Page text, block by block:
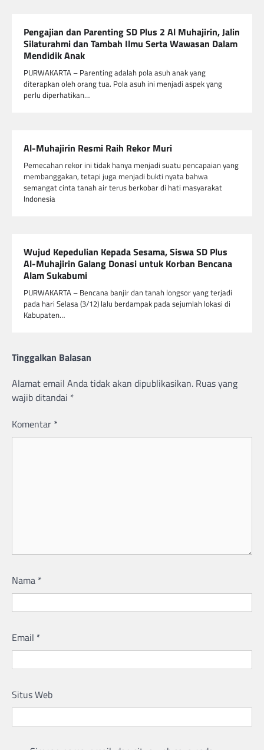
Pengajian dan Parenting SD Plus 2 Al Muhajirin, Jalin
Silaturahmi dan Tambah Ilmu Serta Wawasan Dalam
Mendidik Anak
PURWAKARTA – Parenting adalah pola asuh anak yang
diterapkan oleh orang tua. Pola asuh ini menjadi aspek yang
perlu diperhatikan…
Al-Muhajirin Resmi Raih Rekor Muri
Pemecahan rekor ini tidak hanya menjadi suatu pencapaian yang
membanggakan, tetapi juga menjadi bukti nyata bahwa
semangat cinta tanah air terus berkobar di hati masyarakat
Indonesia
Wujud Kepedulian Kepada Sesama, Siswa SD Plus
Al-Muhajirin Galang Donasi untuk Korban Bencana
Alam Sukabumi
PURWAKARTA – Bencana banjir dan tanah longsor yang terjadi
pada hari Selasa (3/12) lalu berdampak pada sejumlah lokasi di
Kabupaten…
Tinggalkan Balasan
Alamat email Anda tidak akan dipublikasikan. Ruas yang
wajib ditandai *
Komentar *
Nama *
Email *
Situs Web